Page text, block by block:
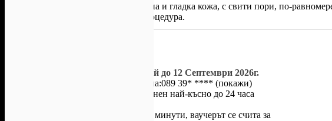
Резултатът? Видимо по-чиста, озарена и гладка кожа, с свити пори, по-
подмладен вид още след първата процедура.
от 8 Май до 12 Септември 2026г.
С предварително записан час на:089 39* **** (покажи)
Записан час може да бъде отменен най-късно до 24 часа
При закъснение с повече от 15 минути, ваучерът се счита за